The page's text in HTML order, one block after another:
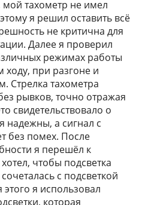
тахометр не имел
я решил оставить всё
не критична для
Далее я проверил
режимах работы
ходу, при разгоне и
Стрелка тахометра
рывков, точно отражая
свидетельствовало о
надежны, а сигнал с
без помех. После
я перешёл к
чтобы подсветка
с подсветкой
я использовал
которая